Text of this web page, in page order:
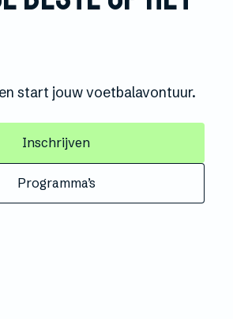
start jouw voetbalavontuur.
Inschrijven
Programma’s